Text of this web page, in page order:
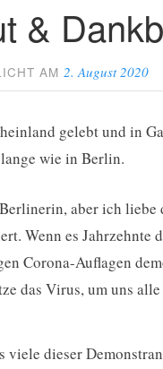
&
AM2. August 2020
gelebt und in
wie in Berlin.
aber ich liebe
Wenn es Jahrzehnte
Corona-Auflagen
das Virus, um uns
viele dieser